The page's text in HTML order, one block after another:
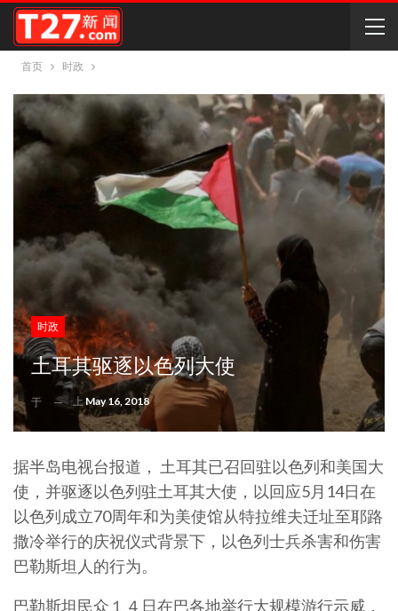
首页 时政
时政
土耳其驱逐以色列大使
于 上 May 16, 2018
据半岛电视台报道， 土耳其已召回驻以色列和美国大
使，并驱逐以色列驻土耳其大使，以回应5月14日在
以色列成立70周年和为美使馆从特拉维夫迁址至耶路
撒冷举行的庆祝仪式背景下，以色列士兵杀害和伤害
巴勒斯坦人的行为。
巴勒斯坦民众１４日在巴各地举行大规模游行示威，